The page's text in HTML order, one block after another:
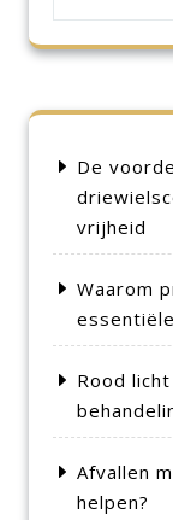
De
vrijheid
Waarom
Rood
Afvallen
helpen?